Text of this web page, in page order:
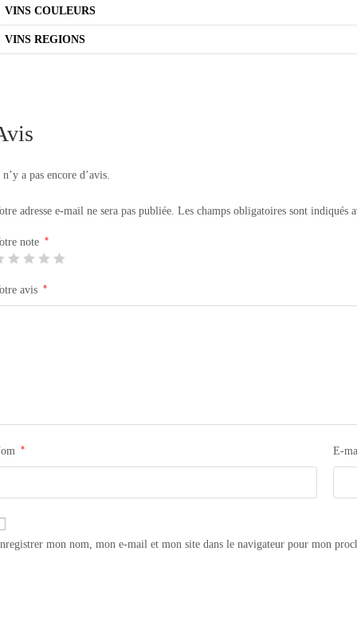
VINS COULEURS
VINS REGIONS
a pas encore d’avis.
adresse e-mail ne sera pas publiée. Les champs obligatoires sont indiqués
note *
avis *
* E-
mon nom, mon e-mail et mon site dans le navigateur pour mon